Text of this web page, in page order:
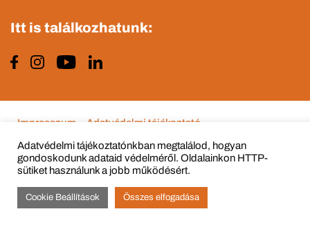
Itt is találkozhatunk:
© Copyright 2015 - 2022 All Rights Reserved
Impresszum Adatvédelmi tájékoztató
Adatvédelmi tájékoztatónkban megtalálod, hogyan
gondoskodunk adataid védelméről. Oldalainkon HTTP-
sütiket használunk a jobb működésért.
Cookie Beállítások Összes elfogadása